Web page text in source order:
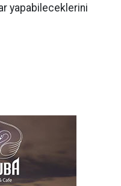
yapabileceklerini